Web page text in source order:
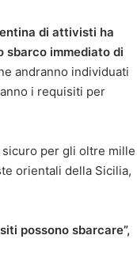
di attivisti ha
sbarco immediato di
andranno individuati
i requisiti per
sicuro per gli oltre mille
orientali della Sicilia,
possono sbarcare”,